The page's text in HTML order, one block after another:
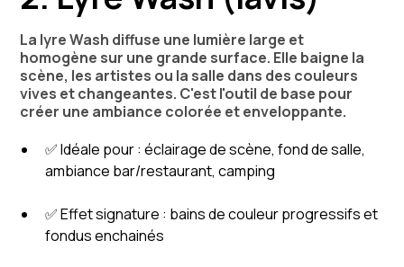
La lyre Wash diffuse une lumière large et
homogène sur une grande surface. Elle baigne la
scène, les artistes ou la salle dans des couleurs
vives et changeantes. C'est l'outil de base pour
créer une ambiance colorée et enveloppante.
✅ Idéale pour : éclairage de scène, fond de salle,
ambiance bar/restaurant, camping
✅ Effet signature : bains de couleur progressifs et
fondus enchainés